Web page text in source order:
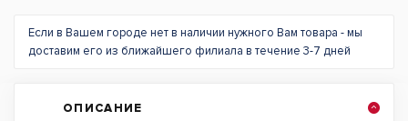
Если в Вашем городе нет в наличии нужного Вам товара - мы
доставим его из ближайшего филиала в течение 3-7 дней
ОПИСАНИЕ